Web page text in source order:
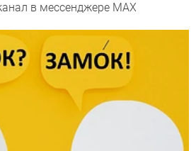
в мессенджере МАХ